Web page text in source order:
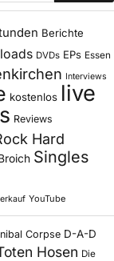
Berichte
DVDs EPs Essen
Interviews
kostenlos live
Reviews
Hard
Singles
YouTube
Corpse D-A-D
Hosen Die